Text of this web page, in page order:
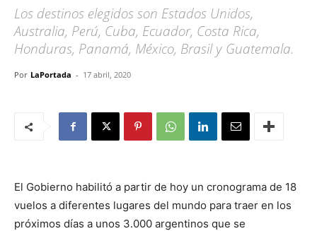
Los destinos elegidos son Estados Unidos,
Australia, Perú, Cuba, Ecuador, Costa Rica,
Honduras, Panamá, México, Brasil y Guatemala.
Por LaPortada - 17 abril, 2020
El Gobierno habilitó a partir de hoy un cronograma de 18
vuelos a diferentes lugares del mundo para traer en los
próximos días a unos 3.000 argentinos que se